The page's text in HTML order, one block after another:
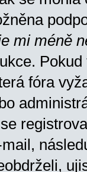
mi méně
fóra